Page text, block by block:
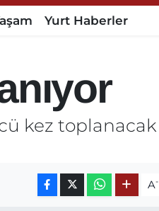
Yurt Haberler
kez toplanacak
A-